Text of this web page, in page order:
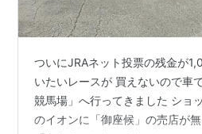
ついにJRAネット投票の残金が
いたいレースが 買えないので車
競馬場」へ行ってきました ショ
のイオンに「御座候」の売店が